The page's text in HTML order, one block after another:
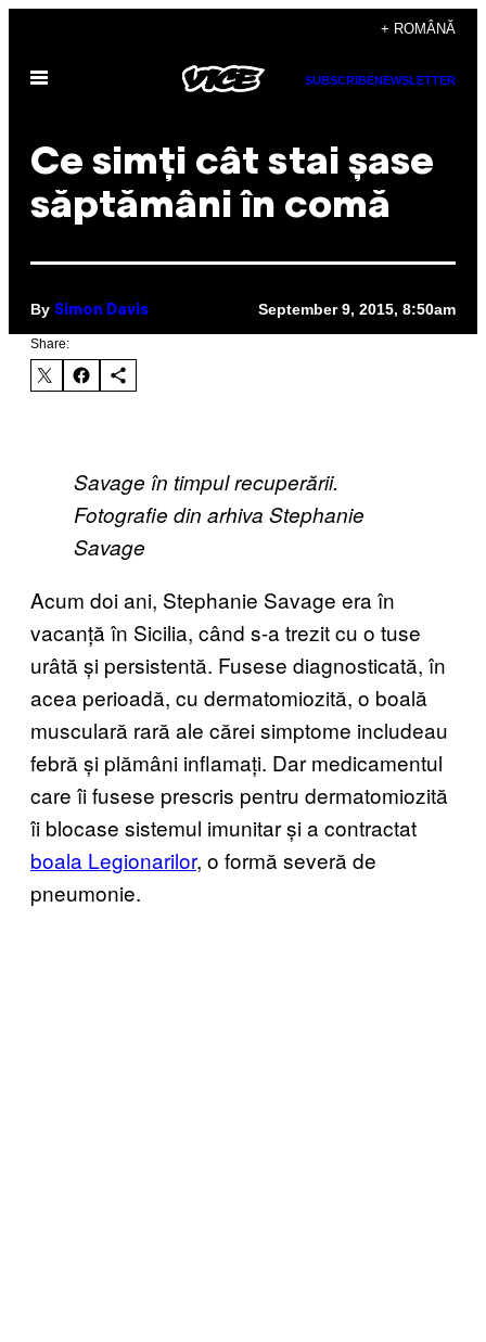
content
+ ROMÂNĂ
Open
SUBSCRIBENEWSLETTER
Ce simți cât stai șase
săptămâni în comă
By Simon Davis September 9, 2015, 8:50am
Share:
Savage în timpul recuperării.
Fotografie din arhiva Stephanie
Savage
Acum doi ani, Stephanie Savage era în
vacanță în Sicilia, când s-a trezit cu o tuse
urâtă și persistentă. Fusese diagnosticată, în
acea perioadă, cu dermatomiozită, o boală
musculară rară ale cărei simptome includeau
febră și plămâni inflamați. Dar medicamentul
care îi fusese prescris pentru dermatomiozită
îi blocase sistemul imunitar și a contractat
boala Legionarilor, o formă severă de
pneumonie.